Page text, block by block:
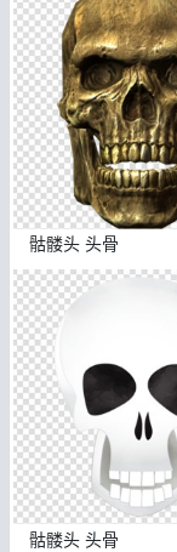
骷髅头 头骨
骷髅头 头骨